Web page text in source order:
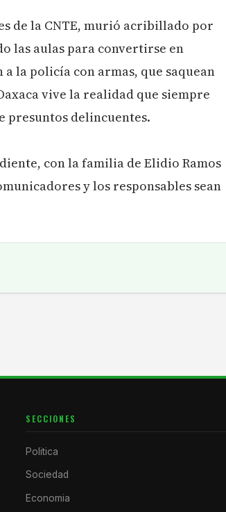
de la CNTE, murió acribillado por
las aulas para convertirse en
la policía con armas, que saquean
vive la realidad que siempre
presuntos delincuentes.
con la familia de Elidio Ramos
y los responsables sean
SECCIONES
Politica
Sociedad
Economia